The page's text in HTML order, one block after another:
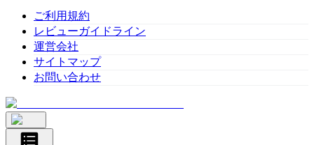
ご利用規約
レビューガイドライン
運営会社
サイトマップ
お問い合わせ